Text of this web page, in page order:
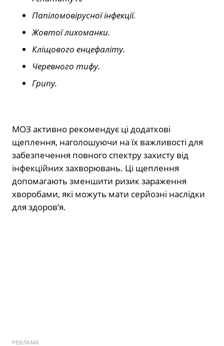
Папіломовірусної інфекції.
Жовтої лихоманки.
Кліщового енцефаліту.
Черевного тифу.
Грипу.
МОЗ активно рекомендує ці додаткові
щеплення, наголошуючи на їх важливості для
забезпечення повного спектру захисту від
інфекційних захворювань. Ці щеплення
допомагають зменшити ризик зараження
хворобами, які можуть мати серйозні наслідки
для здоров’я.
РЕКЛАМА